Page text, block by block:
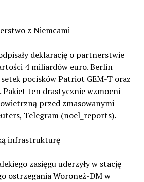
z Niemcami
deklarację o partnerstwie
4 miliardów euro. Berlin
pocisków Patriot GEM-T oraz
ten drastycznie wzmocni
przed zmasowanymi
Telegram (noel_reports).
infrastrukturę
zasięgu uderzyły w stację
ostrzegania Woroneż-DM w